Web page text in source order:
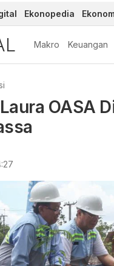
Ekonopedia
Makro Keuangan
OASA